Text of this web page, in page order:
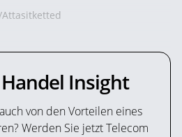
Insight
von den Vorteilen eines
Werden Sie jetzt Telecom